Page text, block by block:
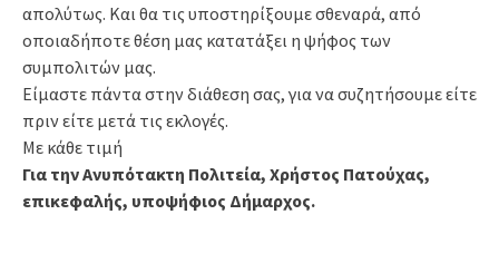
απολύτως. Και θα τις υποστηρίξουμε σθεναρά, από
οποιαδήποτε θέση μας κατατάξει η ψήφος των
συμπολιτών μας.
Είμαστε πάντα στην διάθεση σας, για να συζητήσουμε είτε
πριν είτε μετά τις εκλογές.
Με κάθε τιμή
Για την Ανυπότακτη Πολιτεία, Χρήστος Πατούχας,
επικεφαλής, υποψήφιος Δήμαρχος.